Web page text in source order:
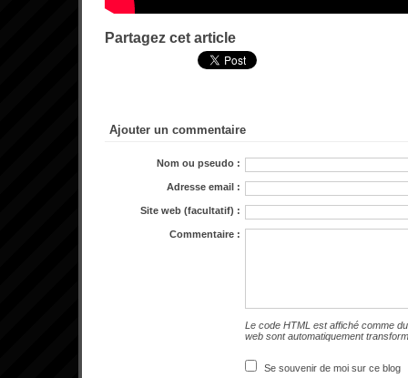
Partagez cet article
Ajouter un commentaire
Nom ou pseudo :
Adresse email :
Site web (facultatif) :
Commentaire :
Le code HTML est affiché comme
web sont automatiquement
Se souvenir de moi sur ce blog